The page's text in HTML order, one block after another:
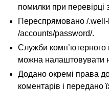
помилки при перевірці
Переспрямовано /
/accounts/password/.
Служби комп’ютерного
можна налаштовувати
Додано окремі права
коментарів і передано